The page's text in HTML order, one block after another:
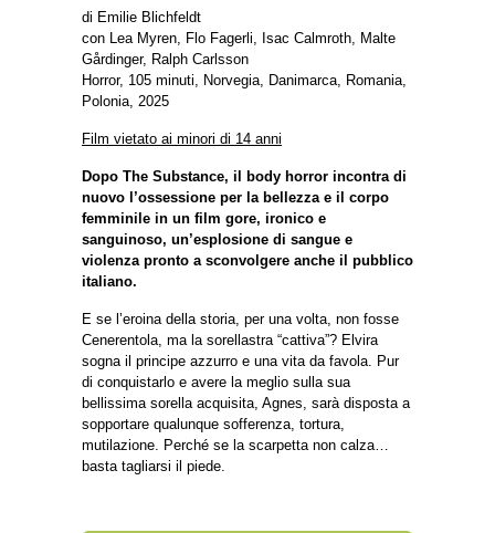
di Emilie Blichfeldt
con Lea Myren, Flo Fagerli, Isac Calmroth, Malte
Gårdinger, Ralph Carlsson
Horror, 105 minuti, Norvegia, Danimarca, Romania,
Polonia, 2025
Film vietato ai minori di 14 anni
Dopo The Substance, il body horror incontra di
nuovo l’ossessione per la bellezza e il corpo
femminile in un film gore, ironico e
sanguinoso, un’esplosione di sangue e
violenza pronto a sconvolgere anche il pubblico
italiano.
E se l’eroina della storia, per una volta, non fosse
Cenerentola, ma la sorellastra “cattiva”? Elvira
sogna il principe azzurro e una vita da favola. Pur
di conquistarlo e avere la meglio sulla sua
bellissima sorella acquisita, Agnes, sarà disposta a
sopportare qualunque sofferenza, tortura,
mutilazione. Perché se la scarpetta non calza…
basta tagliarsi il piede.